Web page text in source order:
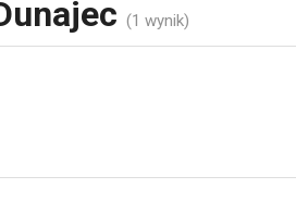
(1 wynik)